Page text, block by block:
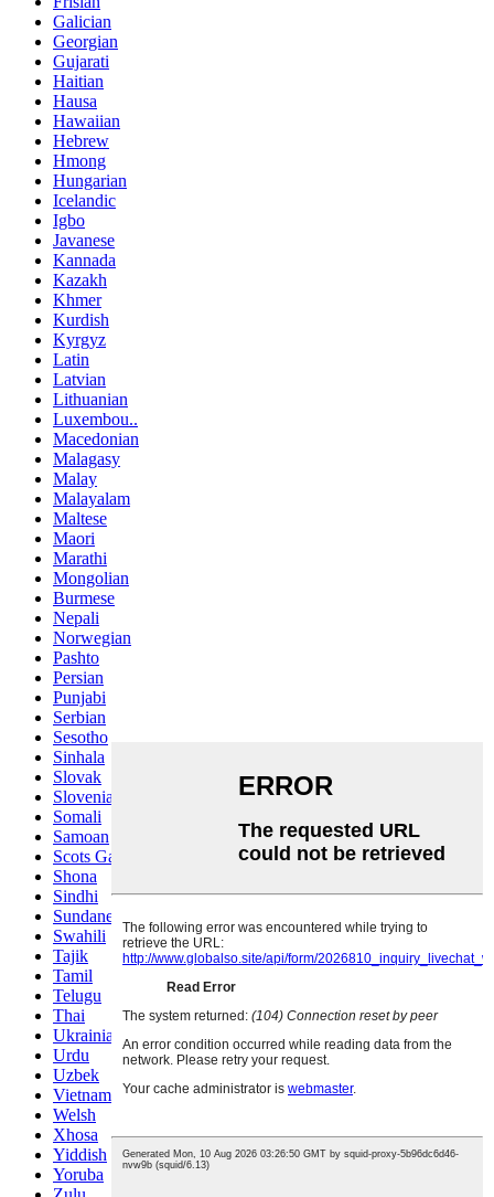
Galician
Georgian
Gujarati
Haitian
Hausa
Hawaiian
Hebrew
Hmong
Hungarian
Icelandic
Igbo
Javanese
Kannada
Kazakh
Khmer
Kurdish
Kyrgyz
Latin
Latvian
Lithuanian
Luxembou..
Macedonian
Malagasy
Malay
Malayalam
Maltese
Maori
Marathi
Mongolian
Burmese
Nepali
Norwegian
Pashto
Persian
Punjabi
Serbian
Sesotho
Sinhala
Slovak
Slovenian
Somali
Samoan
Scots Gaelic
Shona
Sindhi
Sundanese
Swahili
Tajik
Tamil
Telugu
Thai
Ukrainian
Urdu
Uzbek
Vietnamese
Welsh
Xhosa
Yiddish
Yoruba